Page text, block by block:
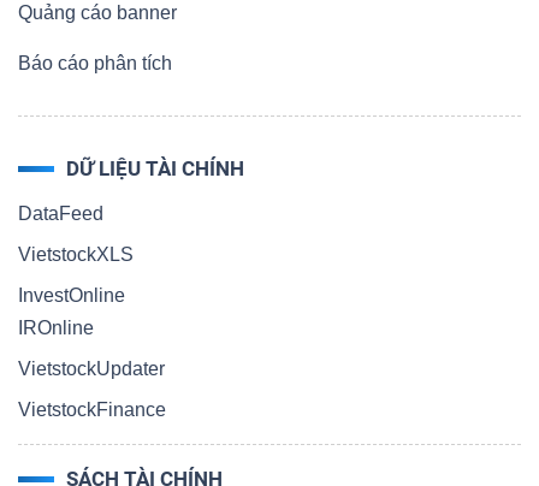
Quảng cáo banner
Báo cáo phân tích
DỮ LIỆU TÀI CHÍNH
DataFeed
VietstockXLS
InvestOnline
IROnline
VietstockUpdater
VietstockFinance
SÁCH TÀI CHÍNH
Dữ